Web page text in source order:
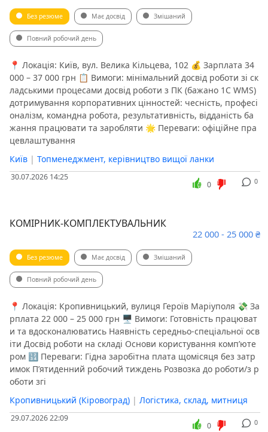
Без резюме Має досвід Змішаний
Повний робочий день
📍 Локація: Київ, вул. Велика Кільцева, 102 💰 Зарплата 34
000 – 37 000 грн 📋 Вимоги: мінімальний досвід роботи зі ск
ладськими процесами досвід роботи з ПК (бажано 1С WMS)
дотримування корпоративних цінностей: чесність, професі
оналізм, командна робота, результативність, відданість ба
жання працювати та заробляти 🌟 Переваги: офіційне пра
цевлаштування
Київ | Топменеджмент, керівництво вищої ланки
30.07.2026 14:25 0
0
КОМІРНИК-КОМПЛЕКТУВАЛЬНИК
22 000 - 25 000 ₴
Без резюме Має досвід Змішаний
Повний робочий день
📍 Локація: Кропивницький, вулиця Героїв Маріуполя 💸 За
рплата 22 000 – 25 000 грн 🖥 Вимоги: Готовність працюват
и та вдосконалюватись Наявність середньо-спеціальної осв
іти Досвід роботи на складі Основи користування комп’юте
ром 🔢 Переваги: Гідна заробітна плата щомісяця без затр
имок П’ятиденний робочий тиждень Розвозка до роботи/з р
оботи згі
Кропивницький (Кіровоград) | Логістика, склад, митниця
29.07.2026 22:09 0
0